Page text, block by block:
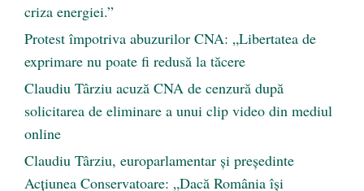
criza energiei.”
Protest împotriva abuzurilor CNA: „Libertatea de
exprimare nu poate fi redusă la tăcere
Claudiu Târziu acuză CNA de cenzură după
solicitarea de eliminare a unui clip video din mediul
online
Claudiu Târziu, europarlamentar și președinte
Acțiunea Conservatoare: „Dacă România își